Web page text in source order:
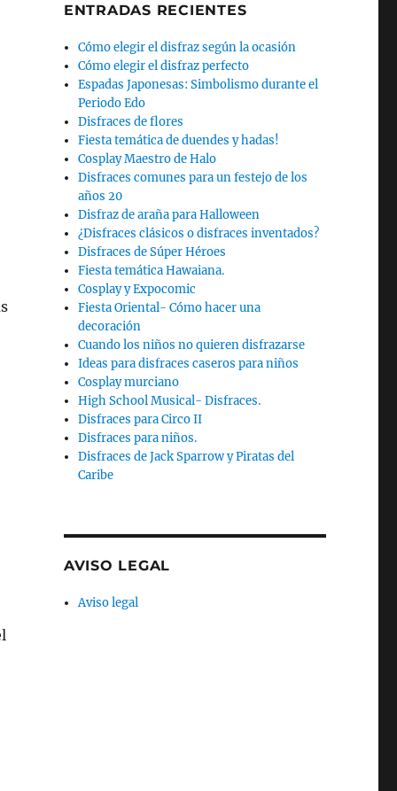
ENTRADAS RECIENTES
Cómo elegir el disfraz según la ocasión
Cómo elegir el disfraz perfecto
Espadas Japonesas: Simbolismo durante el
Periodo Edo
Disfraces de flores
Fiesta temática de duendes y hadas!
Cosplay Maestro de Halo
Disfraces comunes para un festejo de los
años 20
Disfraz de araña para Halloween
¿Disfraces clásicos o disfraces inventados?
Disfraces de Súper Héroes
Fiesta temática Hawaiana.
Cosplay y Expocomic
Fiesta Oriental- Cómo hacer una
decoración
Cuando los niños no quieren disfrazarse
Ideas para disfraces caseros para niños
Cosplay murciano
High School Musical- Disfraces.
Disfraces para Circo II
Disfraces para niños.
Disfraces de Jack Sparrow y Piratas del
Caribe
AVISO LEGAL
Aviso legal